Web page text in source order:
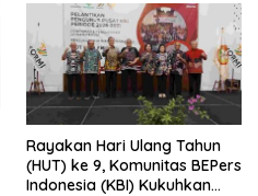
Rayakan Hari Ulang Tahun
(HUT) ke 9, Komunitas BEPers
Indonesia (KBI) Kukuhkan